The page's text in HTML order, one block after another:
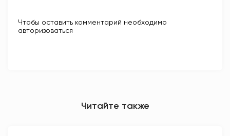
Чтобы оставить комментарий необходимо
авторизоваться
Читайте также